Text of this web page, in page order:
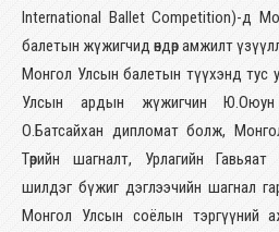
International Ballet Competition)-д
балетын жүжигчид өндөр амжилт
Монгол Улсын балетын түүхэнд тус
Улсын ардын жүжигчин
О.Батсайхан дипломат болж, Монгол
Төрийн шагналт, Урлагийн
шилдэг бүжиг дэглээчийн шагнал
Монгол Улсын соёлын тэргүүний